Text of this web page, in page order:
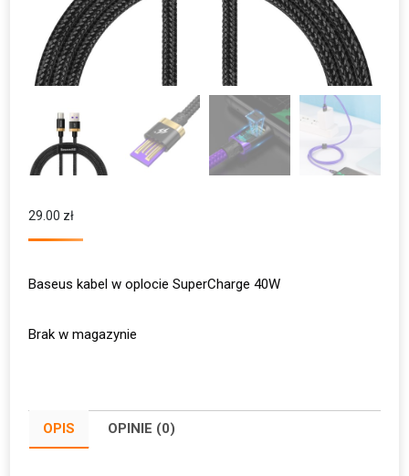
29.00 zł
Baseus kabel w oplocie SuperCharge 40W
Brak w magazynie
OPIS OPINIE (0)